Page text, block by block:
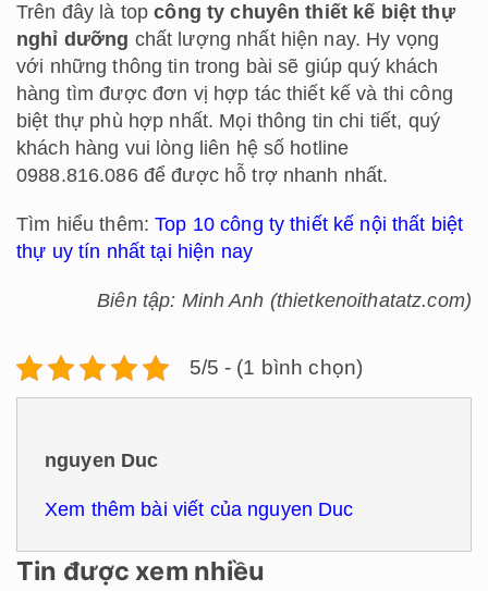
Trên đây là topcông ty chuyên thiết kế biệt thự
nghỉ dưỡng chất lượng nhất hiện nay. Hy vọng
với những thông tin trong bài sẽ giúp quý khách
hàng tìm được đơn vị hợp tác thiết kế và thi công
biệt thự phù hợp nhất. Mọi thông tin chi tiết, quý
khách hàng vui lòng liên hệ số hotline
0988.816.086 để được hỗ trợ nhanh nhất.
Tìm hiểu thêm:Top 10 công ty thiết kế nội thất biệt
thự uy tín nhất tại hiện nay
Biên tập: Minh Anh (thietkenoithatatz.com)
5/5 - (1 bình chọn)
nguyen Duc
Xem thêm bài viết của nguyen Duc
Tin được xem nhiều